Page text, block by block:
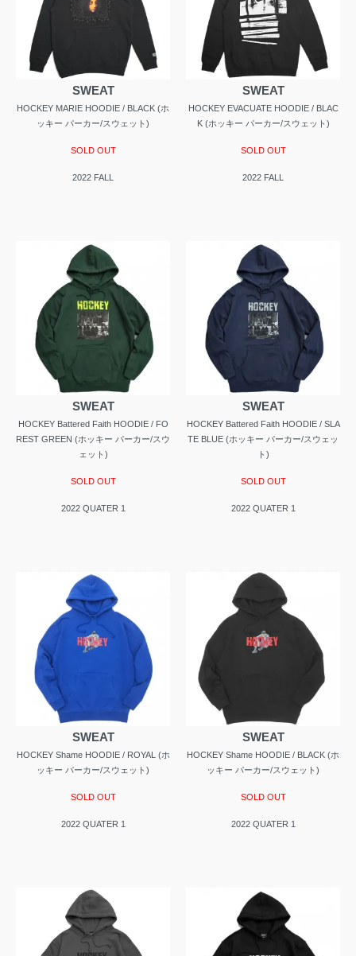
SWEAT
HOCKEY MARIE HOODIE / BLACK (ホ
ッキー パーカー/スウェット)
SOLD OUT
2022 FALL
SWEAT
HOCKEY EVACUATE HOODIE / BLAC
K (ホッキー パーカー/スウェット)
SOLD OUT
2022 FALL
SWEAT
HOCKEY Battered Faith HOODIE / FO
REST GREEN (ホッキー パーカー/スウ
ェット)
SOLD OUT
2022 QUATER 1
SWEAT
HOCKEY Battered Faith HOODIE / SLA
TE BLUE (ホッキー パーカー/スウェッ
ト)
SOLD OUT
2022 QUATER 1
SWEAT
HOCKEY Shame HOODIE / ROYAL (ホ
ッキー パーカー/スウェット)
SOLD OUT
2022 QUATER 1
SWEAT
HOCKEY Shame HOODIE / BLACK (ホ
ッキー パーカー/スウェット)
SOLD OUT
2022 QUATER 1